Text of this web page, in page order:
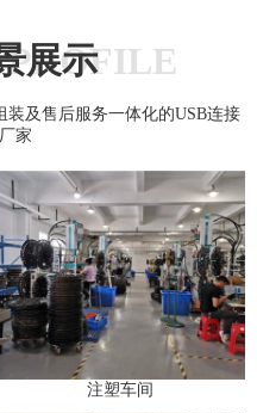
展示
及售后服务一体化的USB连接
家
注塑车间